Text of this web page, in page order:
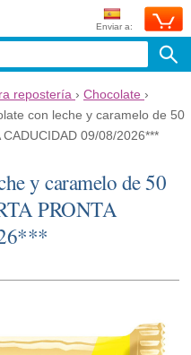
Enviar a:
repostería › Chocolate ›
con leche y caramelo de 50
09/08/2026***
y caramelo de 50
PRONTA